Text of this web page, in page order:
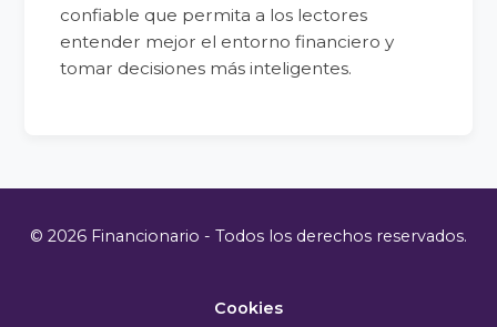
confiable que permita a los lectores
entender mejor el entorno financiero y
tomar decisiones más inteligentes.
© 2026 Financionario - Todos los derechos reservados.
Cookies